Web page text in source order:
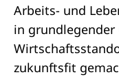
Arbeits- und
in grundlegender
zukunftsfit